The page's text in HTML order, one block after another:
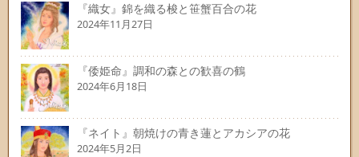
『織女』錦を織る梭と笹蟹百合の花
2024年11月27日
『倭姫命』調和の森との歓喜の鶴
2024年6月18日
『ネイト』朝焼けの青き蓮とアカシアの花
2024年5月2日